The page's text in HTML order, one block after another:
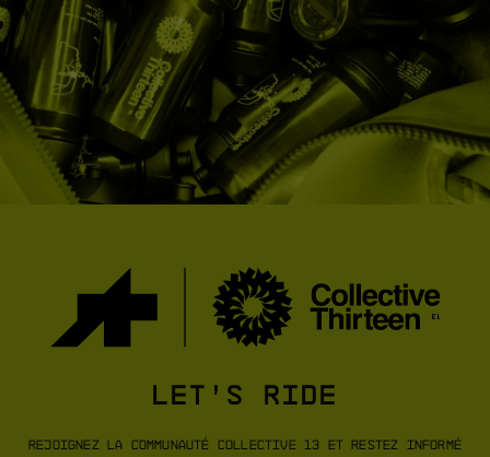
DYORA RS COLLECTIVE 13
ACHETER MAINTENANT
DYORA R
LET’S RIDE
Rejoignez la communauté Collective 13 et restez informé